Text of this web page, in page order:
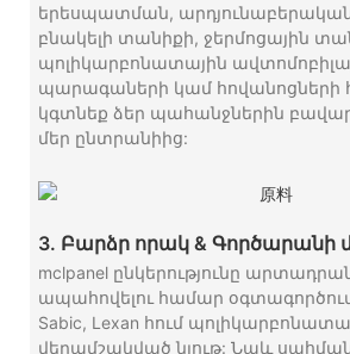
երեսպատման, արդյունաբերական
բնակելի տանիքի, ջերմոցային
պոլիկարբոնատային
պարագաների կամ հովանոցների
կգտնեք ձեր պահանջներին
մեր ընտրանիից:
3. Բարձր որակ &
mclpanel ընկերությունը
ապահովելու համար օգտագործում
Sabic, Lexan հում
վերամշակված նյութ: Նաև